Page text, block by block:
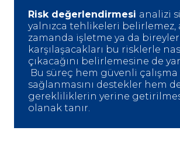
Risk değerlendirmesi analizi
yalnızca tehlikeleri belirlemez,
zamanda işletme ya da
karşılaşacakları bu risklerle
çıkacağını belirlemesine de
Bu süreç hem güvenli çalışma
sağlanmasını destekler hem de
gerekliliklerin yerine
olanak tanır.